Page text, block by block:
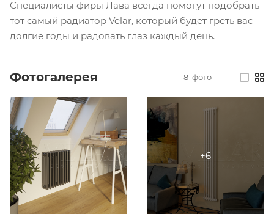
Специалисты фиры Лава всегда помогут подобрать
тот самый радиатор Velar, который будет греть вас
долгие годы и радовать глаз каждый день.
Фотогалерея 8 фото